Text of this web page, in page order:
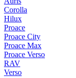
Corolla
Hilux
Proace
Proace City
Proace Max
Proace Verso
RAV
Verso